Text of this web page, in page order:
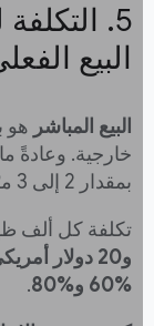
‫5.
البيع
البيع المباشرهو
خارجية. وعادةً ما
بمقدار 2 إلى 3 مرّات من الإعلانات الآلية.
تكلفة كل ألف
‎60% و‎80%
.